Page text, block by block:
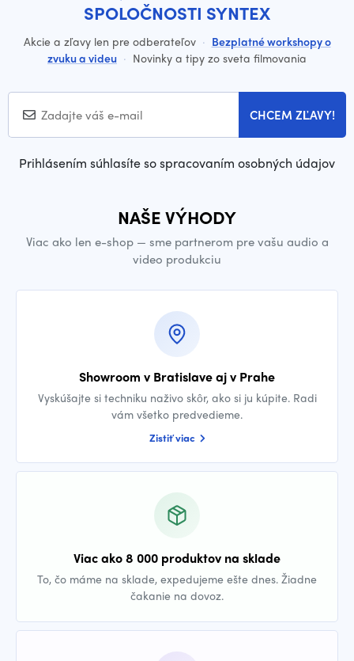
SPOLOČNOSTI SYNTEX
Akcie a zľavy len pre odberateľov · Bezplatné workshopy o
zvuku a videu · Novinky a tipy zo sveta filmovania
CHCEM ZĽAVY!
Prihlásením súhlasíte so spracovaním osobných údajov
NAŠE VÝHODY
Viac ako len e-shop — sme partnerom pre vašu audio a
video produkciu
Showroom v Bratislave aj v Prahe
Vyskúšajte si techniku naživo skôr, ako si ju kúpite. Radi
vám všetko predvedieme.
Zistiť viac
Viac ako 8 000 produktov na sklade
To, čo máme na sklade, expedujeme ešte dnes. Žiadne
čakanie na dovoz.